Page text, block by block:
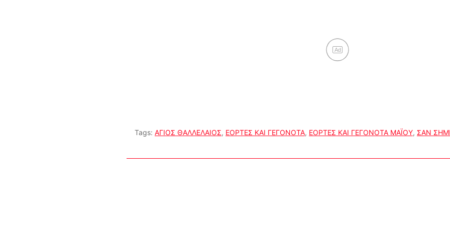
Ad
Tags: ΑΓΙΟΣ ΘΑΛΛΕΛΑΙΟΣ, ΕΟΡΤΕΣ ΚΑΙ ΓΕΓΟΝΟΤΑ, ΕΟΡΤΕΣ ΚΑΙ ΓΕΓΟΝΟΤΑ ΜΑΪΟΥ, ΣΑΝ